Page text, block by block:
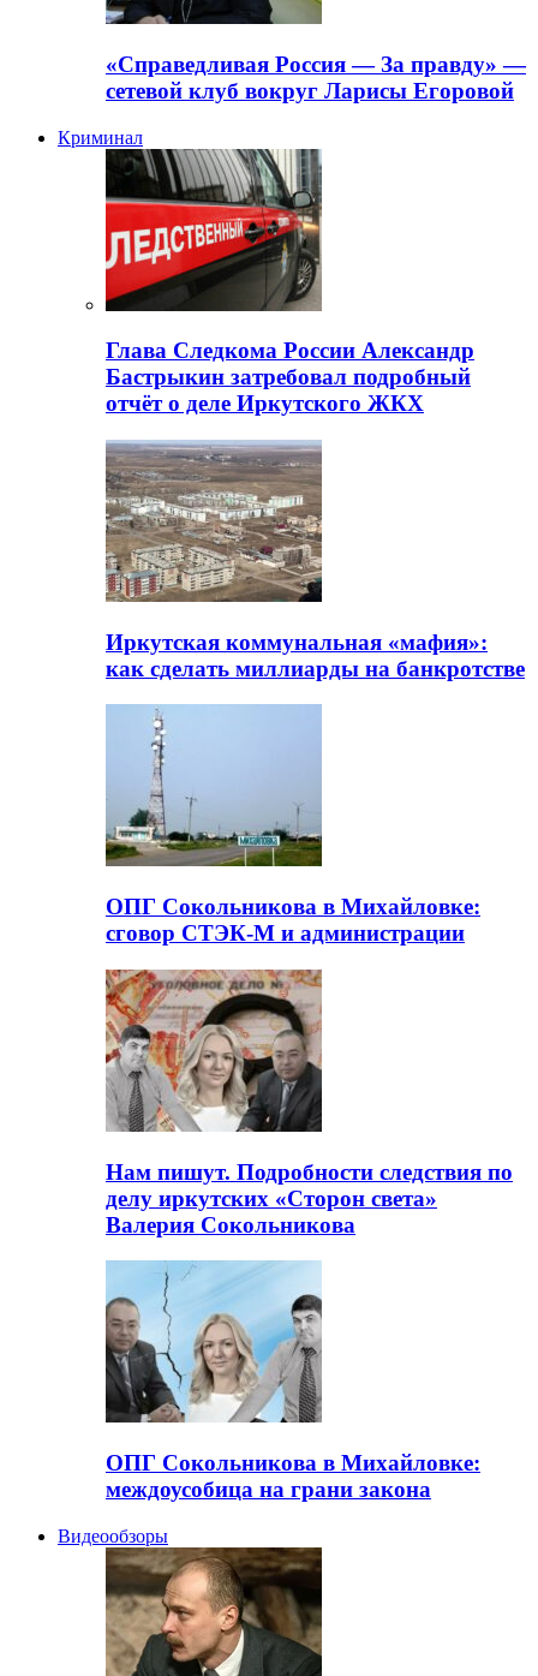
«Справедливая Россия — За правду» —
сетевой клуб вокруг Ларисы Егоровой
Криминал
Глава Следкома России Александр
Бастрыкин затребовал подробный
отчёт о деле Иркутского ЖКХ
Иркутская коммунальная «мафия»:
как сделать миллиарды на банкротстве
ОПГ Сокольникова в Михайловке:
сговор СТЭК-М и администрации
Нам пишут. Подробности следствия по
делу иркутских «Сторон света»
Валерия Сокольникова
ОПГ Сокольникова в Михайловке:
междоусобица на грани закона
Видеообзоры